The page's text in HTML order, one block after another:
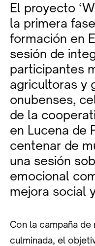
El proyecto
la primera
formación en
sesión de
participantes
agricultoras y
onubenses,
de la
en Lucena de
centenar de
una sesión
emocional
mejora social
Con la campaña
culminada, el